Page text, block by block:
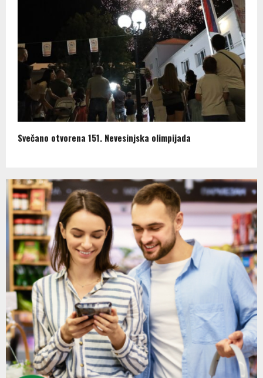
Svečano otvorena 151. Nevesinjska olimpijada